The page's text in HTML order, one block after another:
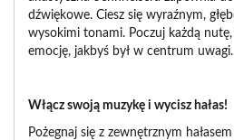
dźwiękowe. Ciesz się wyraźnym,
wysokimi tonami. Poczuj każdą
emocję, jakbyś był w centrum uwagi.
Włącz swoją muzykę i wycisz hałas!
Pożegnaj się z zewnętrznym